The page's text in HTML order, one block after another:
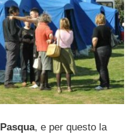
Pasqua, e per questo la